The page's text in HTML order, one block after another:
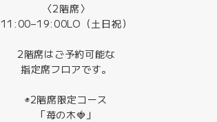
〈2階席〉
11:00–19:00LO（土日祝）
2階席はご予約可能な
指定席フロアです。
◉2階席限定コース
「苺の木🍓」